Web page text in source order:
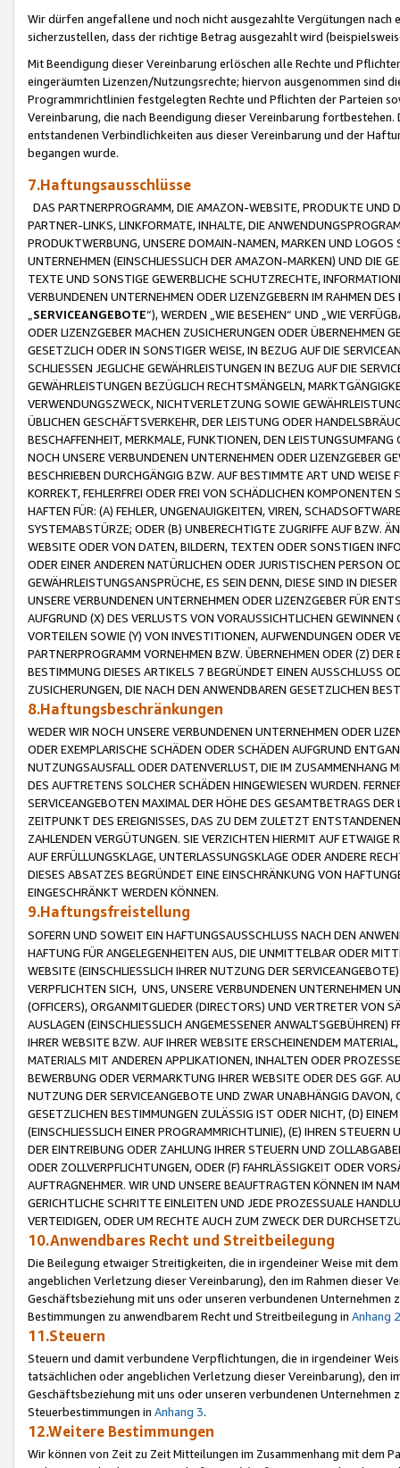
Wir dürfen angefallene und noch nicht ausgezahlte Vergütungen
sicherzustellen, dass der richtige Betrag ausgezahlt wird
Mit Beendigung dieser Vereinbarung erlöschen alle Rechte und
eingeräumten Lizenzen/Nutzungsrechte; hiervon ausgenommen sind
Programmrichtlinien festgelegten Rechte und Pflichten der Parteien
Vereinbarung, die nach Beendigung dieser Vereinbarung
entstandenen Verbindlichkeiten aus dieser Vereinbarung und der
begangen wurde.
7.Haftungsausschlüsse
DAS PARTNERPROGRAMM, DIE AMAZON-WEBSITE, PRODUKTE UND
PARTNER-LINKS, LINKFORMATE, INHALTE, DIE
PRODUKTWERBUNG, UNSERE DOMAIN-NAMEN, MARKEN UND
UNTERNEHMEN (EINSCHLIESSLICH DER AMAZON-MARKEN) UND DIE
TEXTE UND SONSTIGE GEWERBLICHE SCHUTZRECHTE,
VERBUNDENEN UNTERNEHMEN ODER LIZENZGEBERN IM RAHMEN
SERVICEANGEBOTE“), WERDEN „WIE BESEHEN“ UND „WIE
ODER LIZENZGEBER MACHEN ZUSICHERUNGEN ODER ÜBERNEHMEN
GESETZLICH ODER IN SONSTIGER WEISE, IN BEZUG AUF DIE
SCHLIESSEN JEGLICHE GEWÄHRLEISTUNGEN IN BEZUG AUF DIE
GEWÄHRLEISTUNGEN BEZÜGLICH RECHTSMÄNGELN,
VERWENDUNGSZWECK, NICHTVERLETZUNG SOWIE
ÜBLICHEN GESCHÄFTSVERKEHR, DER LEISTUNG ODER
BESCHAFFENHEIT, MERKMALE, FUNKTIONEN, DEN
NOCH UNSERE VERBUNDENEN UNTERNEHMEN ODER LIZENZGEBER
BESCHRIEBEN DURCHGÄNGIG BZW. AUF BESTIMMTE ART UND
KORREKT, FEHLERFREI ODER FREI VON SCHÄDLICHEN
HAFTEN FÜR: (A) FEHLER, UNGENAUIGKEITEN, VIREN,
SYSTEMABSTÜRZE; ODER (B) UNBERECHTIGTE ZUGRIFFE AUF BZW.
WEBSITE ODER VON DATEN, BILDERN, TEXTEN ODER SONSTIGEN
ODER EINER ANDEREN NATÜRLICHEN ODER JURISTISCHEN PERSON
GEWÄHRLEISTUNGSANSPRÜCHE, ES SEIN DENN, DIESE SIND IN
UNSERE VERBUNDENEN UNTERNEHMEN ODER LIZENZGEBER FÜR
AUFGRUND (X) DES VERLUSTS VON VORAUSSICHTLICHEN
VORTEILEN SOWIE (Y) VON INVESTITIONEN, AUFWENDUNGEN ODER
PARTNERPROGRAMM VORNEHMEN BZW. ÜBERNEHMEN ODER (Z)
BESTIMMUNG DIESES ARTIKELS 7 BEGRÜNDET EINEN AUSSCHLUSS
ZUSICHERUNGEN, DIE NACH DEN ANWENDBAREN GESETZLICHEN
8.Haftungsbeschränkungen
WEDER WIR NOCH UNSERE VERBUNDENEN UNTERNEHMEN ODER
ODER EXEMPLARISCHE SCHÄDEN ODER SCHÄDEN AUFGRUND
NUTZUNGSAUSFALL ODER DATENVERLUST, DIE IM ZUSAMMENHANG
DES AUFTRETENS SOLCHER SCHÄDEN HINGEWIESEN WURDEN.
SERVICEANGEBOTEN MAXIMAL DER HÖHE DES GESAMTBETRAGS
ZEITPUNKT DES EREIGNISSES, DAS ZU DEM ZULETZT
ZAHLENDEN VERGÜTUNGEN. SIE VERZICHTEN HIERMIT AUF
AUF ERFÜLLUNGSKLAGE, UNTERLASSUNGSKLAGE ODER ANDERE
DIESES ABSATZES BEGRÜNDET EINE EINSCHRÄNKUNG VON
EINGESCHRÄNKT WERDEN KÖNNEN.
9.Haftungsfreistellung
SOFERN UND SOWEIT EIN HAFTUNGSAUSSCHLUSS NACH DEN
HAFTUNG FÜR ANGELEGENHEITEN AUS, DIE UNMITTELBAR ODER
WEBSITE (EINSCHLIESSLICH IHRER NUTZUNG DER
VERPFLICHTEN SICH, UNS, UNSERE VERBUNDENEN UNTERNEHMEN
(OFFICERS), ORGANMITGLIEDER (DIRECTORS) UND VERTRETER VON
AUSLAGEN (EINSCHLIESSLICH ANGEMESSENER
IHRER WEBSITE BZW. AUF IHRER WEBSITE ERSCHEINENDEM
MATERIALS MIT ANDEREN APPLIKATIONEN, INHALTEN ODER
BEWERBUNG ODER VERMARKTUNG IHRER WEBSITE ODER DES GGF.
NUTZUNG DER SERVICEANGEBOTE UND ZWAR UNABHÄNGIG
GESETZLICHEN BESTIMMUNGEN ZULÄSSIG IST ODER NICHT, (D)
(EINSCHLIESSLICH EINER PROGRAMMRICHTLINIE), (E) IHREN
DER EINTREIBUNG ODER ZAHLUNG IHRER STEUERN UND
ODER ZOLLVERPFLICHTUNGEN, ODER (F) FAHRLÄSSIGKEIT ODER
AUFTRAGNEHMER. WIR UND UNSERE BEAUFTRAGTEN KÖNNEN IM
GERICHTLICHE SCHRITTE EINLEITEN UND JEDE PROZESSUALE
VERTEIDIGEN, ODER UM RECHTE AUCH ZUM ZWECK DER
10.Anwendbares Recht und Streitbeilegung
Die Beilegung etwaiger Streitigkeiten, die in irgendeiner Weise mit
angeblichen Verletzung dieser Vereinbarung), den im Rahmen dieser
Geschäftsbeziehung mit uns oder unseren verbundenen
Bestimmungen zu anwendbarem Recht und Streitbeilegung in Anhang 2
11.Steuern
Steuern und damit verbundene Verpflichtungen, die in irgendeiner
tatsächlichen oder angeblichen Verletzung dieser Vereinbarung), den
Geschäftsbeziehung mit uns oder unseren verbundenen
Steuerbestimmungen in Anhang 3.
12.Weitere Bestimmungen
Wir können von Zeit zu Zeit Mitteilungen im Zusammenhang mit dem